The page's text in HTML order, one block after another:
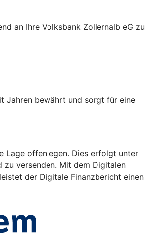
an Ihre Volksbank Zollernalb eG zu
Jahren bewährt und sorgt für eine
Lage offenlegen. Dies erfolgt unter
zu versenden. Mit dem Digitalen
der Digitale Finanzbericht einen